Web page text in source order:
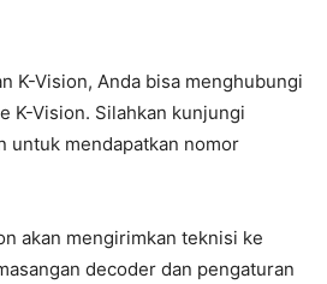
K-Vision, Anda bisa menghubungi
K-Vision. Silahkan kunjungi
untuk mendapatkan nomor
akan mengirimkan teknisi ke
decoder dan pengaturan